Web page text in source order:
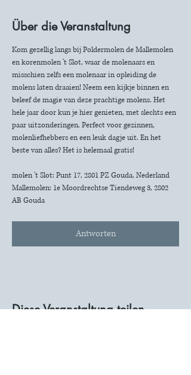
Über die Veranstaltung
Kom gezellig langs bij Poldermolen de Mallemolen
en korenmolen 't Slot, waar de molenaars en
misschien zelfs een molenaar in opleiding de
molens laten draaien! Neem een kijkje binnen en
beleef de magie van deze prachtige molens. Het
hele jaar door kun je hier genieten, met slechts een
paar uitzonderingen. Perfect voor gezinnen,
molenliefhebbers en een leuk dagje uit. En het
beste van alles? Het is helemaal gratis!
molen 't Slot: Punt 17, 2801 PZ Gouda, Nederland
Mallemolen: 1e Moordrechtse Tiendeweg 3, 2802
AB Gouda
Antworten
Diese Veranstaltung teilen